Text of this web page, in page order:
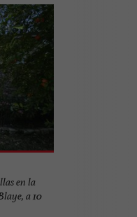
en la
a 10